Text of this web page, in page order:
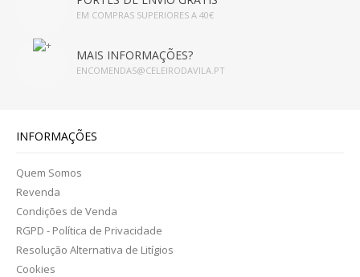
EM COMPRAS SUPERIORES A 40€
MAIS INFORMAÇÕES?
ENCOMENDAS@CELEIRODAVILA.PT
INFORMAÇÕES
Quem Somos
Revenda
Condições de Venda
RGPD - Política de Privacidade
Resolução Alternativa de Litígios
Cookies